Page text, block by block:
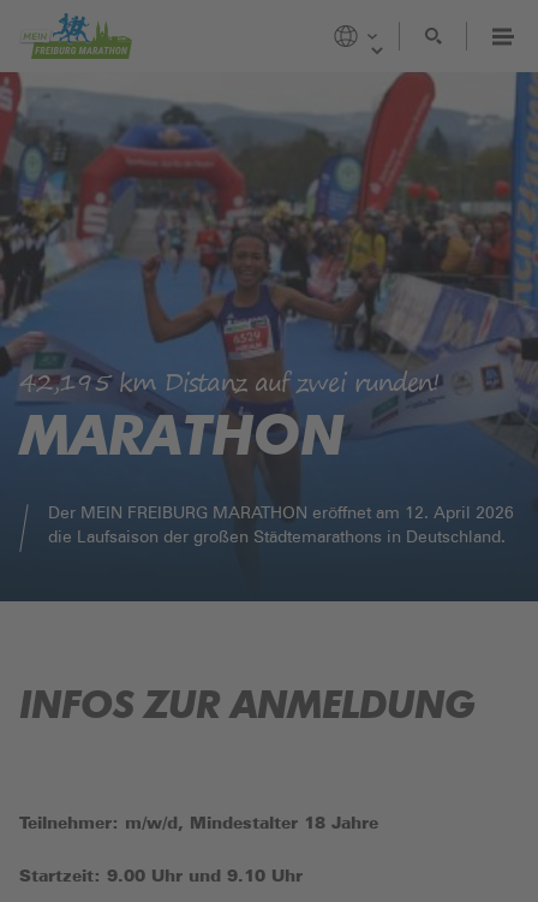
Zum Inhalt springen
UNSERE LÄUFE
HALBMARATHON
AOK-GESUNDHEITSLAUF (10KM)
BADENOVA SCHÜLERMARATHON
BADEPARADIES-MINI-MARATHON
ERGEBNISSE
TEILNEHMERLISTE
MEIN FREIBURGER MARATHONCLUB
FITNRUN
KINDER(LEICHT) BEWEGT
ALLE BEITRÄGEINFO
Select language
42,195 km Distanz auf zwei runden!
MARATHON
Der MEIN FREIBURG MARATHON eröffnet am 12. April 2026
die Laufsaison der großen Städtemarathons in Deutschland.
INFOS ZUR ANMELDUNG
Teilnehmer: m/w/d, Mindestalter 18 Jahre
Startzeit: 9.00 Uhr und 9.10 Uhr